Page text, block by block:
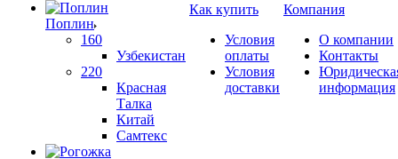
Поплин
160
Узбекистан
220
Красная
Талка
Китай
Самтекс
Как купить
Условия
оплаты
Условия
доставки
Компания
О компании
Контакты
информация